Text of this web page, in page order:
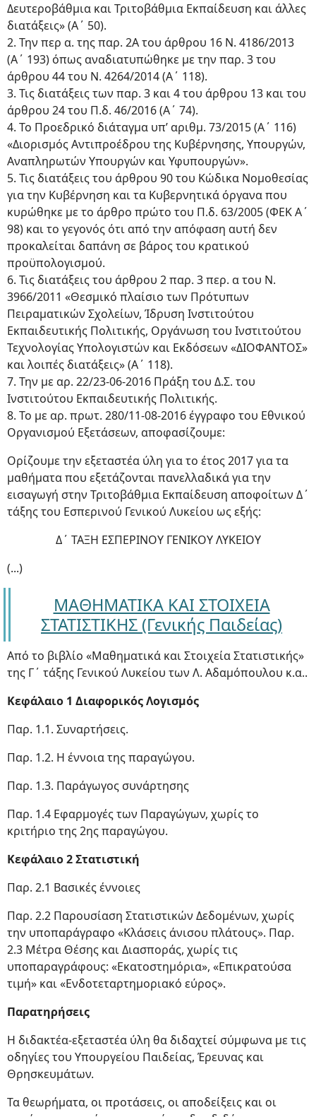
Δευτεροβάθμια και Τριτοβάθμια Εκπαίδευση και άλλες
διατάξεις» (Α΄ 50).
2. Την περ α. της παρ. 2Α του άρθρου 16 Ν. 4186/2013
(Α΄ 193) όπως αναδιατυπώθηκε με την παρ. 3 του
άρθρου 44 του Ν. 4264/2014 (Α΄ 118).
3. Τις διατάξεις των παρ. 3 και 4 του άρθρου 13 και του
άρθρου 24 του Π.δ. 46/2016 (Α΄ 74).
4. Το Προεδρικό διάταγμα υπ’ αριθμ. 73/2015 (Α΄ 116)
«Διορισμός Αντιπροέδρου της Κυβέρνησης, Υπουργών,
Αναπληρωτών Υπουργών και Υφυπουργών».
5. Τις διατάξεις του άρθρου 90 του Κώδικα Νομοθεσίας
για την Κυβέρνηση και τα Κυβερνητικά όργανα που
κυρώθηκε με το άρθρο πρώτο του Π.δ. 63/2005 (ΦΕΚ Α΄
98) και το γεγονός ότι από την απόφαση αυτή δεν
προκαλείται δαπάνη σε βάρος του κρατικού
προϋπολογισμού.
6. Τις διατάξεις του άρθρου 2 παρ. 3 περ. α του Ν.
3966/2011 «Θεσμικό πλαίσιο των Πρότυπων
Πειραματικών Σχολείων, Ίδρυση Ινστιτούτου
Εκπαιδευτικής Πολιτικής, Οργάνωση του Ινστιτούτου
Τεχνολογίας Υπολογιστών και Εκδόσεων «ΔΙΟΦΑΝΤΟΣ»
και λοιπές διατάξεις» (Α΄ 118).
7. Την με αρ. 22/23-06-2016 Πράξη του Δ.Σ. του
Ινστιτούτου Εκπαιδευτικής Πολιτικής.
8. Το με αρ. πρωτ. 280/11-08-2016 έγγραφο του Εθνικού
Οργανισμού Εξετάσεων, αποφασίζουμε:
Ορίζουμε την εξεταστέα ύλη για το έτος 2017 για τα
μαθήματα που εξετάζονται πανελλαδικά για την
εισαγωγή στην Τριτοβάθμια Εκπαίδευση αποφοίτων Δ΄
τάξης του Εσπερινού Γενικού Λυκείου ως εξής:
Δ΄ ΤΑΞΗ ΕΣΠΕΡΙΝΟΥ ΓΕΝΙΚΟΥ ΛΥΚΕΙΟΥ
(...)
ΜΑΘΗΜΑΤΙΚΑ ΚΑΙ ΣΤΟΙΧΕΙΑ
ΣΤΑΤΙΣΤΙΚΗΣ (Γενικής Παιδείας)
Από το βιβλίο «Μαθηματικά και Στοιχεία Στατιστικής»
της Γ΄ τάξης Γενικού Λυκείου των Λ. Αδαμόπουλου κ.α..
Κεφάλαιο 1 Διαφορικός Λογισμός
Παρ. 1.1. Συναρτήσεις.
Παρ. 1.2. Η έννοια της παραγώγου.
Παρ. 1.3. Παράγωγος συνάρτησης
Παρ. 1.4 Εφαρμογές των Παραγώγων, χωρίς το
κριτήριο της 2ης παραγώγου.
Κεφάλαιο 2 Στατιστική
Παρ. 2.1 Βασικές έννοιες
Παρ. 2.2 Παρουσίαση Στατιστικών Δεδομένων, χωρίς
την υποπαράγραφο «Κλάσεις άνισου πλάτους». Παρ.
2.3 Μέτρα Θέσης και Διασποράς, χωρίς τις
υποπαραγράφους: «Εκατοστημόρια», «Επικρατούσα
τιμή» και «Ενδοτεταρτημοριακό εύρος».
Παρατηρήσεις
Η διδακτέα-εξεταστέα ύλη θα διδαχτεί σύμφωνα με τις
οδηγίες του Υπουργείου Παιδείας, Έρευνας και
Θρησκευμάτων.
Τα θεωρήματα, οι προτάσεις, οι αποδείξεις και οι